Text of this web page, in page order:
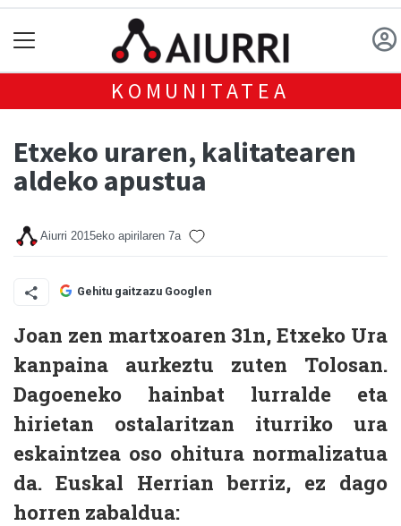
KOMUNITATEA
Etxeko uraren, kalitatearen
aldeko apustua
Aiurri 2015eko apirilaren 7a
Gehitu gaitzazu Googlen
Joan zen martxoaren 31n, Etxeko Ura
kanpaina aurkeztu zuten Tolosan.
Dagoeneko hainbat lurralde eta
hirietan ostalaritzan iturriko ura
eskaintzea oso ohitura normalizatua
da. Euskal Herrian berriz, ez dago
horren zabaldua: